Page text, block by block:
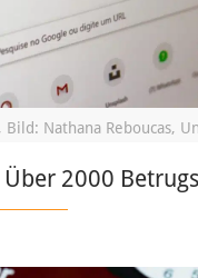
Bild: Nathana Reboucas,
Über 2000